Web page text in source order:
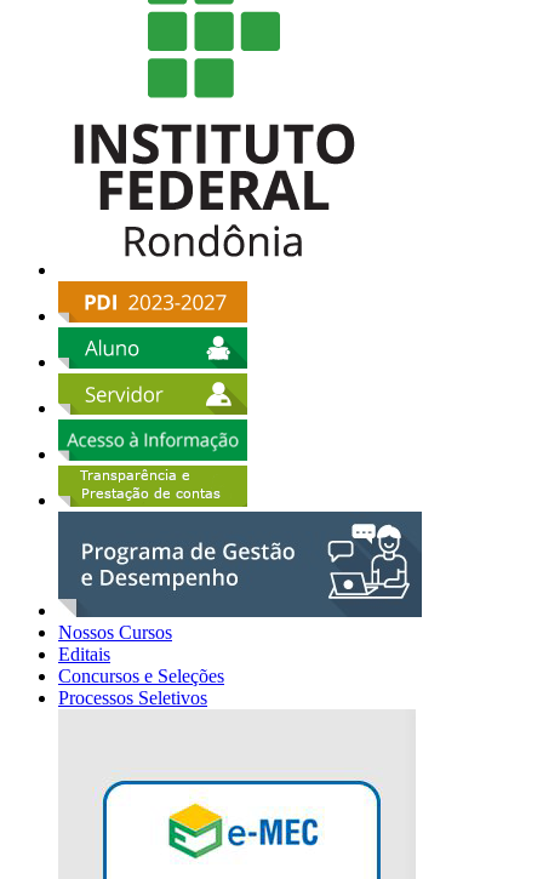
Nossos Cursos
Editais
Concursos e Seleções
Processos Seletivos